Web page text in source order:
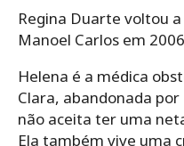
Regina Duarte voltou
Manoel Carlos em
Helena é a médica
Clara, abandonada
não aceita ter uma
Ela também vive uma